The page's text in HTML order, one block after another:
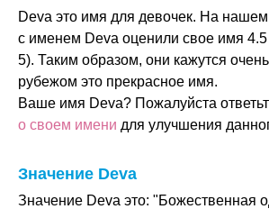
Deva это имя для девочек. На
с именем Deva оценили свое имя 4.5
5). Таким образом, они кажутся
рубежом это прекрасное имя.
Ваше имя Deva? Пожалуйста
о своем имени для улучшения
Значение Deva
Значение Deva это: "Божественная